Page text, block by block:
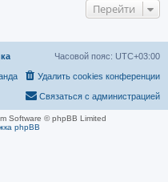
Перейти
Часовой пояс: UTC+03:00
Удалить cookies конференции
Связаться с администрацией
Software © phpBB Limited
phpBB